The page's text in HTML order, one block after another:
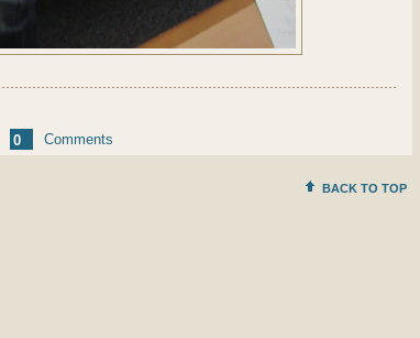
0 Comments
BACK TO TOP